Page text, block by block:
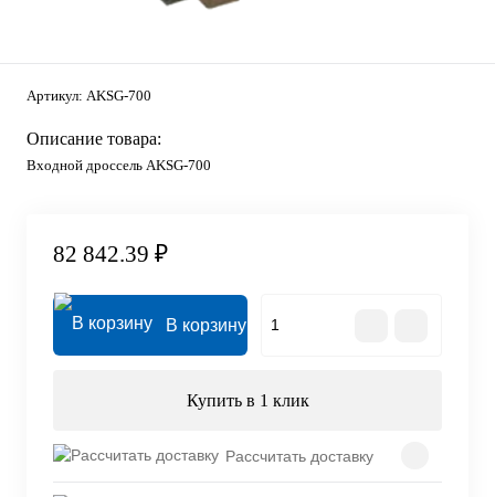
Артикул: AKSG-700
Описание товара:
Входной дроссель AKSG-700
82 842.39 ₽
В корзину
Купить в 1 клик
Рассчитать доставку